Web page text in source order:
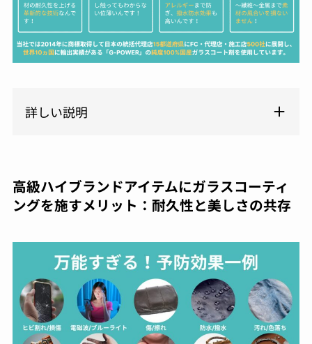
詳しい説明
高級ハイブランドアイテムにガラスコーティ
ングを施すメリット：耐久性と美しさの共存